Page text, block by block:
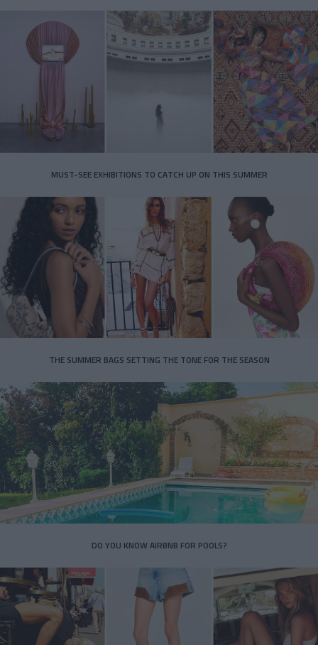
MUST-SEE EXHIBITIONS TO CATCH UP ON THIS SUMMER
THE SUMMER BAGS SETTING THE TONE FOR THE SEASON
DO YOU KNOW AIRBNB FOR POOLS?